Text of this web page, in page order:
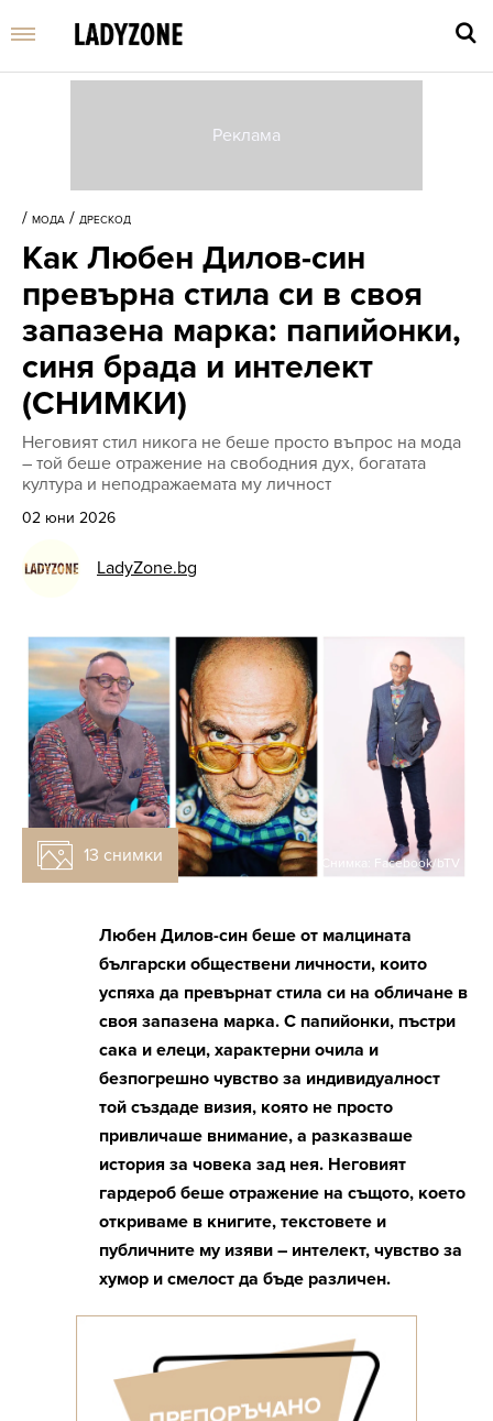
/ МОДА / ДРЕСКОД
Как Любен Дилов-син
превърна стила си в своя
запазена марка: папийонки,
синя брада и интелект
(СНИМКИ)
Неговият стил никога не беше просто въпрос на мода
– той беше отражение на свободния дух, богатата
култура и неподражаемата му личност
02 юни 2026
LadyZone.bg
13 снимки Снимка: Facebook/bTV
Любен Дилов-син беше от малцината
български обществени личности, които
успяха да превърнат стила си на обличане в
своя запазена марка. С папийонки, пъстри
сака и елеци, характерни очила и
безпогрешно чувство за индивидуалност
той създаде визия, която не просто
привличаше внимание, а разказваше
история за човека зад нея. Неговият
гардероб беше отражение на същото, което
откриваме в книгите, текстовете и
публичните му изяви – интелект, чувство за
хумор и смелост да бъде различен.